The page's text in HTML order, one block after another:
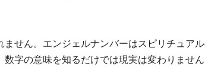
せん。エンジェルナンバーはスピリチュア
字の意味を知るだけでは現実は変わりません